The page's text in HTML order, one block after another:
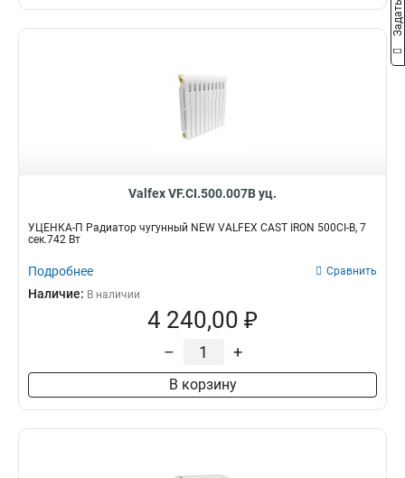
Valfex VF.CI.500.007B уц.
УЦЕНКА-П Радиатор чугунный NEW VALFEX CAST IRON 500СI-B, 7
сек.742 Вт
Подробнее Сравнить
Наличие: В наличии
4 240,00 ₽
– +
В корзину